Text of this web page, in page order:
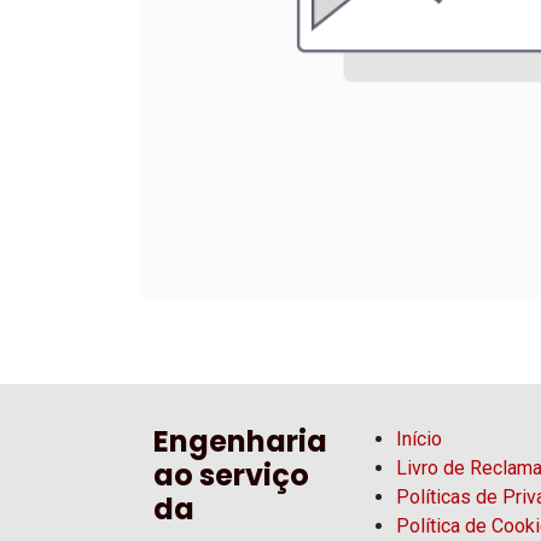
Engenharia
ao serviço
da
Início
Livro de
Políticas de
Política de